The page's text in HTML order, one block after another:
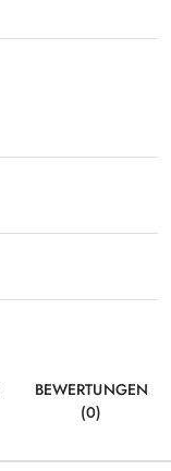
BEWERTUNGEN
(0)